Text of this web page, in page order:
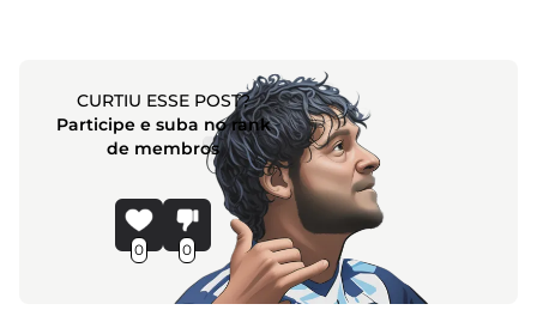
CURTIU ESSE POST?
Participe e suba no rank
de membros
0 0